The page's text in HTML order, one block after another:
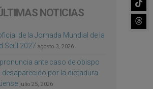
NOTICIAS
de la Jornada Mundial de la
Seúl 2027 agosto 3, 2026
pronuncia ante caso de obispo
por la dictadura
julio 25, 2026